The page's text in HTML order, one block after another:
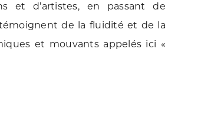
et d’artistes, en passant de
de la fluidité et de la
et mouvants appelés ici «